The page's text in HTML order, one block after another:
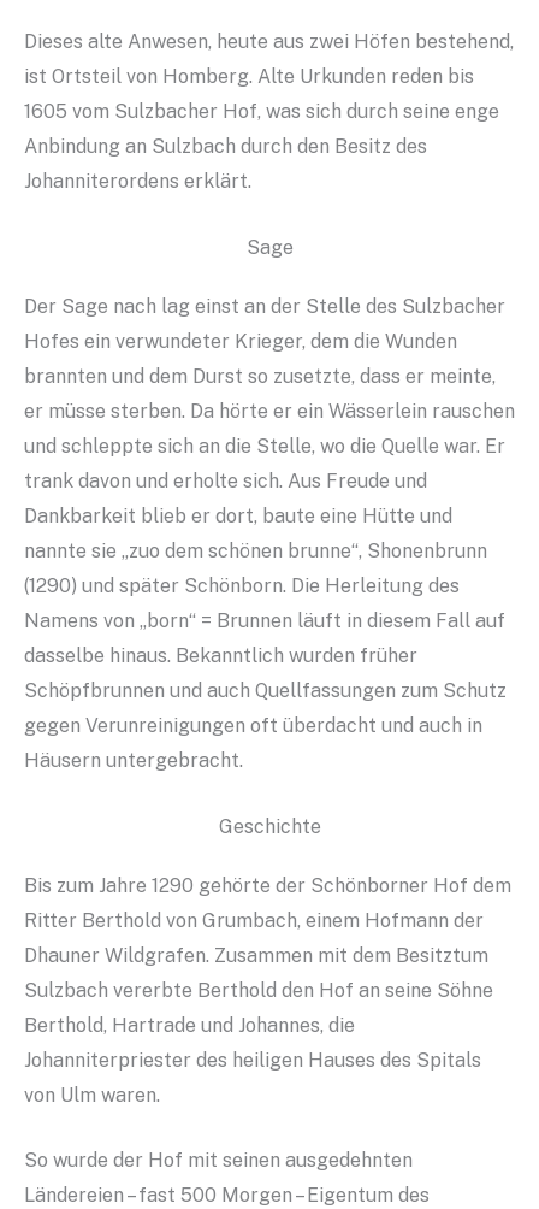
Dieses alte Anwesen, heute aus zwei Höfen bestehend,
ist Ortsteil von Homberg. Alte Urkunden reden bis
1605 vom Sulzbacher Hof, was sich durch seine enge
Anbindung an Sulzbach durch den Besitz des
Johanniterordens erklärt.
Sage
Der Sage nach lag einst an der Stelle des Sulzbacher
Hofes ein verwundeter Krieger, dem die Wunden
brannten und dem Durst so zusetzte, dass er meinte,
er müsse sterben. Da hörte er ein Wässerlein rauschen
und schleppte sich an die Stelle, wo die Quelle war. Er
trank davon und erholte sich. Aus Freude und
Dankbarkeit blieb er dort, baute eine Hütte und
nannte sie „zuo dem schönen brunne“, Shonenbrunn
(1290) und später Schönborn. Die Herleitung des
Namens von „born“ = Brunnen läuft in diesem Fall auf
dasselbe hinaus. Bekanntlich wurden früher
Schöpfbrunnen und auch Quellfassungen zum Schutz
gegen Verunreinigungen oft überdacht und auch in
Häusern untergebracht.
Geschichte
Bis zum Jahre 1290 gehörte der Schönborner Hof dem
Ritter Berthold von Grumbach, einem Hofmann der
Dhauner Wildgrafen. Zusammen mit dem Besitztum
Sulzbach vererbte Berthold den Hof an seine Söhne
Berthold, Hartrade und Johannes, die
Johanniterpriester des heiligen Hauses des Spitals
von Ulm waren.
So wurde der Hof mit seinen ausgedehnten
Ländereien – fast 500 Morgen – Eigentum des